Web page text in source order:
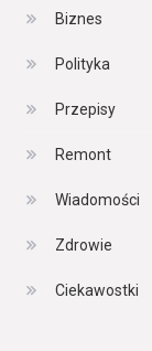
Biznes
Polityka
Przepisy
Remont
Wiadomości
Zdrowie
Ciekawostki